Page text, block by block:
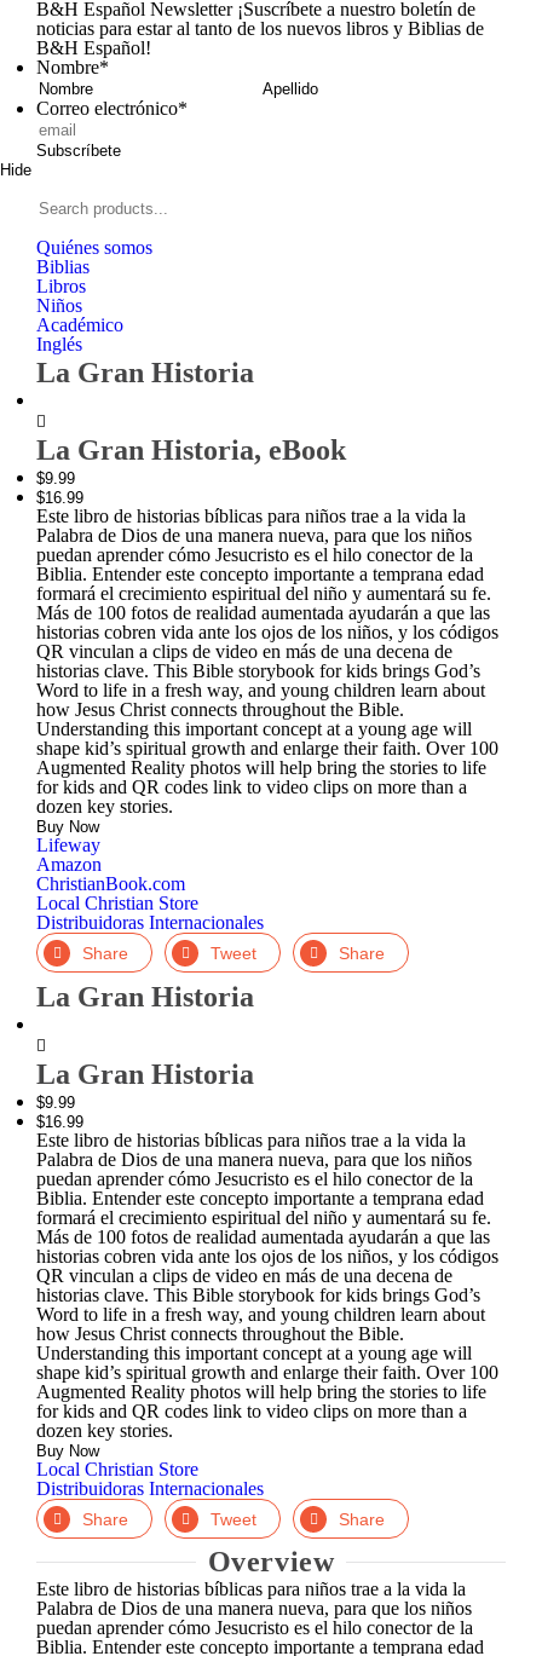
B&H Español Newsletter ¡Suscríbete a nuestro boletín de
noticias para estar al tanto de los nuevos libros y Biblias de
B&H Español!
Nombre*
Nombre
Correo electrónico*
Subscríbete
Hide
Español
Quiénes somos
Biblias
Libros
Niños
Académico
Inglés
La Gran Historia
Zoom
In
La Gran Historia, eBook
$9.99
$16.99
Este libro de historias bíblicas para niños trae a la vida la
Palabra de Dios de una manera nueva, para que los niños
puedan aprender cómo Jesucristo es el hilo conector de la
Biblia. Entender este concepto importante a temprana edad
formará el crecimiento espiritual del niño y aumentará su fe.
Más de 100 fotos de realidad aumentada ayudarán a que las
historias cobren vida ante los ojos de los niños, y los códigos
QR vinculan a clips de video en más de una decena de
historias clave. This Bible storybook for kids brings God’s
Word to life in a fresh way, and young children learn about
how Jesus Christ connects throughout the Bible.
Understanding this important concept at a young age will
shape kid’s spiritual growth and enlarge their faith. Over 100
Augmented Reality photos will help bring the stories to life
for kids and QR codes link to video clips on more than a
dozen key stories.
Buy Now
Lifeway
Amazon
ChristianBook.com
Local Christian Store
Distribuidoras Internacionales
Facebook Twitter LinkedIn
La Gran Historia
Zoom
In
La Gran Historia
$9.99
$16.99
Este libro de historias bíblicas para niños trae a la vida la
Palabra de Dios de una manera nueva, para que los niños
puedan aprender cómo Jesucristo es el hilo conector de la
Biblia. Entender este concepto importante a temprana edad
formará el crecimiento espiritual del niño y aumentará su fe.
Más de 100 fotos de realidad aumentada ayudarán a que las
historias cobren vida ante los ojos de los niños, y los códigos
QR vinculan a clips de video en más de una decena de
historias clave. This Bible storybook for kids brings God’s
Word to life in a fresh way, and young children learn about
how Jesus Christ connects throughout the Bible.
Understanding this important concept at a young age will
shape kid’s spiritual growth and enlarge their faith. Over 100
Augmented Reality photos will help bring the stories to life
for kids and QR codes link to video clips on more than a
dozen key stories.
Buy Now
Local Christian Store
Distribuidoras Internacionales
Facebook Twitter LinkedIn
Overview
Este libro de historias bíblicas para niños trae a la vida la
Palabra de Dios de una manera nueva, para que los niños
puedan aprender cómo Jesucristo es el hilo conector de la
Biblia. Entender este concepto importante a temprana edad